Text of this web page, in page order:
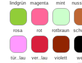
lindgrün magenta mint
rosa rot rotbraun
tür..lau ver..lau violett